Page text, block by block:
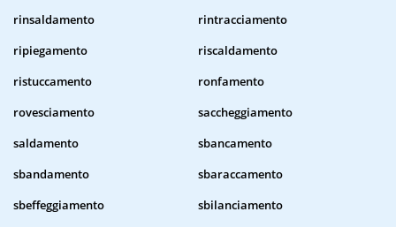
rinsaldamento
rintracciamento
ripiegamento
riscaldamento
ristuccamento
ronfamento
rovesciamento
saccheggiamento
saldamento
sbancamento
sbandamento
sbaraccamento
sbeffeggiamento
sbilanciamento